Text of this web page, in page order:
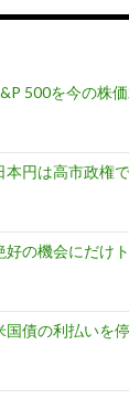
500を今の株
円は高市政権
の機会にだけ
債の利払いを